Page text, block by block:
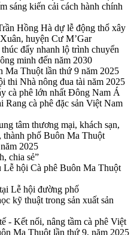
sáng kiến cải cách hành chính
Hồng Hà dự lễ động thổ xây
huyện Cư M’Gar
đẩy nhanh lộ trình chuyển
minh đến năm 2030
Ma Thuột lần thứ 9 năm 2025
thi Nhà nông đua tài năm 2025
cà phê lớn nhất Đông Nam Á
Rang cà phê đặc sản Việt Nam
tâm thương mại, khách sạn,
phố Buôn Ma Thuột
2025
chia sẻ”
hội Cà phê Buôn Ma Thuột
Lễ hội đường phố
kỹ thuật trong sản xuất sản
- Kết nối, nâng tầm cà phê Việt
Ma Thuột lần thứ 9, năm 2025